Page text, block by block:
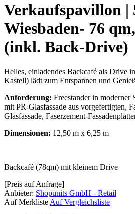
Verkaufspavillon |
Wiesbaden- 76
(inkl. Back-Drive)
Helles, einladendes Backcafé als Drive
Kastell) lädt zum Entspannen und
Anforderung: Freestander in moderner
mit PR-Glasfassade aus vorgefertigten,
Glasfassade, Faserzement-
Dimensionen: 12,50 m x 6,25 m
Backcafé (78qm) mit kleinem Drive
[Preis auf Anfrage]
Anbieter: Shopunits GmbH - Retail
Auf Merkliste Auf Vergleichsliste